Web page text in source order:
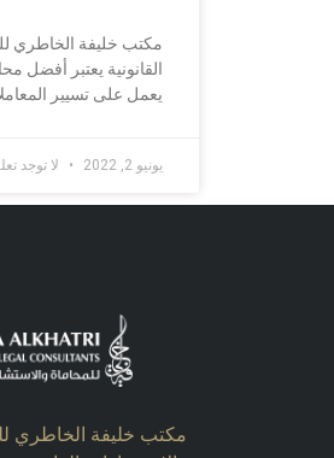
مكتب خليفة الخاطري
القانونية يعتبر أفضل
يعمل على تسيير
يونيو 2, 2022 لا توجد
مكتب خليفة الخاطري